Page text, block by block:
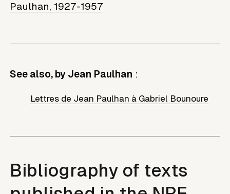
Paulhan, 1927-1957
See also, by Jean Paulhan :
Lettres de Jean Paulhan à Gabriel Bounoure
Bibliography of texts